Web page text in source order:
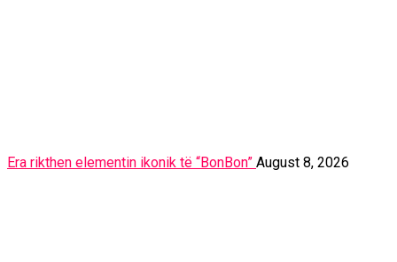
Era rikthen elementin ikonik të “BonBon” August 8, 2026